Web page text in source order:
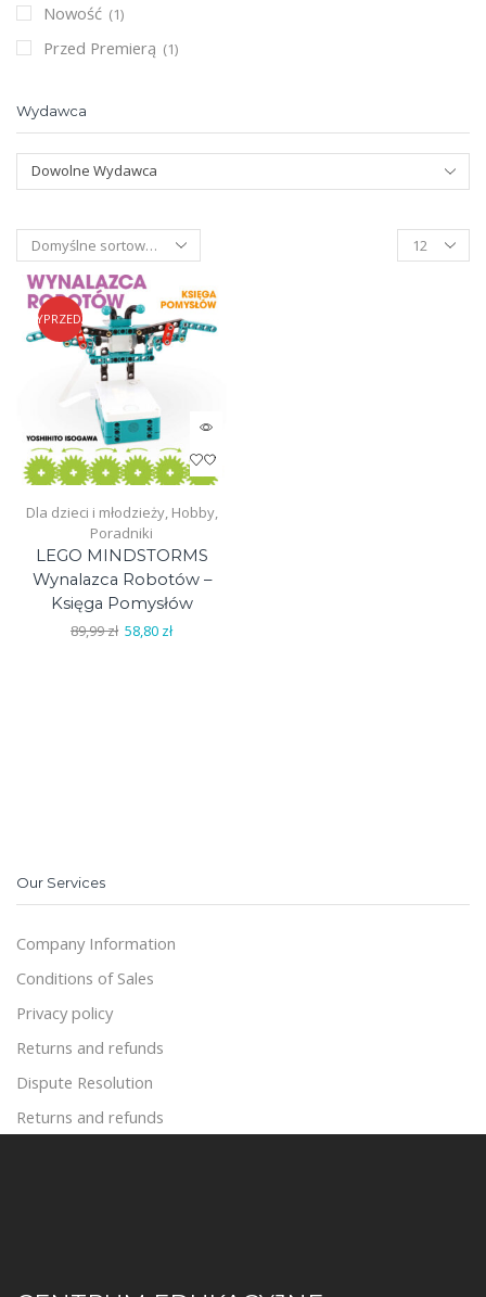
Products
per
WYPRZEDAŻ
Dla dzieci i młodzieży, Hobby,
Poradniki
LEGO MINDSTORMS
Wynalazca Robotów –
Księga Pomysłów
89,99zł Pierwotna
58,80 złAktualna
Nowość (1)
Przed Premierą (1)
Wydawca
Dowolne Wydawca
Our Services
Company Information
Conditions of Sales
Privacy policy
Returns and refunds
Dispute Resolution
Returns and refunds